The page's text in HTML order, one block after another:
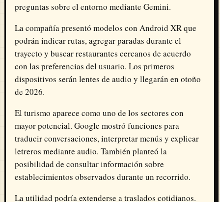
preguntas sobre el entorno mediante Gemini.
La compañía presentó modelos con Android XR que
podrán indicar rutas, agregar paradas durante el
trayecto y buscar restaurantes cercanos de acuerdo
con las preferencias del usuario. Los primeros
dispositivos serán lentes de audio y llegarán en otoño
de 2026.
El turismo aparece como uno de los sectores con
mayor potencial. Google mostró funciones para
traducir conversaciones, interpretar menús y explicar
letreros mediante audio. También planteó la
posibilidad de consultar información sobre
establecimientos observados durante un recorrido.
La utilidad podría extenderse a traslados cotidianos.